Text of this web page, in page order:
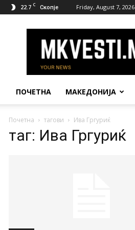
22.7 C Скопје Friday, August 7, 2026
Вести
ПОЧЕТНА МАКЕДОНИЈА
Почетна тагови Ива Гргуриќ
таг: Ива Гргуриќ